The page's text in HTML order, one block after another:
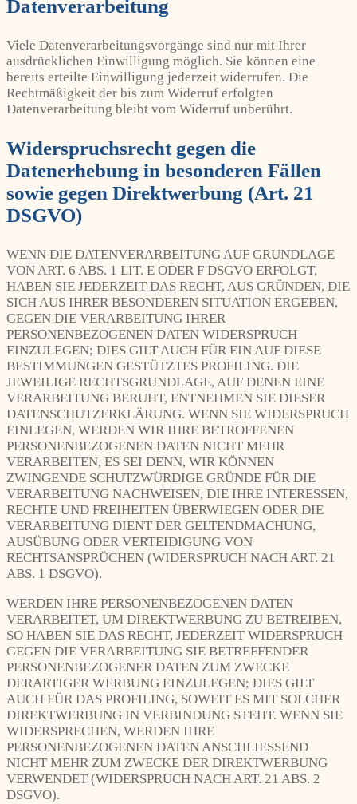
Datenverarbeitung
Viele Datenverarbeitungsvorgänge sind nur mit Ihrer
ausdrücklichen Einwilligung möglich. Sie können eine
bereits erteilte Einwilligung jederzeit widerrufen. Die
Rechtmäßigkeit der bis zum Widerruf erfolgten
Datenverarbeitung bleibt vom Widerruf unberührt.
Widerspruchsrecht gegen die
Datenerhebung in besonderen Fällen
sowie gegen Direktwerbung (Art. 21
DSGVO)
WENN DIE DATENVERARBEITUNG AUF GRUNDLAGE
VON ART. 6 ABS. 1 LIT. E ODER F DSGVO ERFOLGT,
HABEN SIE JEDERZEIT DAS RECHT, AUS GRÜNDEN, DIE
SICH AUS IHRER BESONDEREN SITUATION ERGEBEN,
GEGEN DIE VERARBEITUNG IHRER
PERSONENBEZOGENEN DATEN WIDERSPRUCH
EINZULEGEN; DIES GILT AUCH FÜR EIN AUF DIESE
BESTIMMUNGEN GESTÜTZTES PROFILING. DIE
JEWEILIGE RECHTSGRUNDLAGE, AUF DENEN EINE
VERARBEITUNG BERUHT, ENTNEHMEN SIE DIESER
DATENSCHUTZERKLÄRUNG. WENN SIE WIDERSPRUCH
EINLEGEN, WERDEN WIR IHRE BETROFFENEN
PERSONENBEZOGENEN DATEN NICHT MEHR
VERARBEITEN, ES SEI DENN, WIR KÖNNEN
ZWINGENDE SCHUTZWÜRDIGE GRÜNDE FÜR DIE
VERARBEITUNG NACHWEISEN, DIE IHRE INTERESSEN,
RECHTE UND FREIHEITEN ÜBERWIEGEN ODER DIE
VERARBEITUNG DIENT DER GELTENDMACHUNG,
AUSÜBUNG ODER VERTEIDIGUNG VON
RECHTSANSPRÜCHEN (WIDERSPRUCH NACH ART. 21
ABS. 1 DSGVO).
WERDEN IHRE PERSONENBEZOGENEN DATEN
VERARBEITET, UM DIREKTWERBUNG ZU BETREIBEN,
SO HABEN SIE DAS RECHT, JEDERZEIT WIDERSPRUCH
GEGEN DIE VERARBEITUNG SIE BETREFFENDER
PERSONENBEZOGENER DATEN ZUM ZWECKE
DERARTIGER WERBUNG EINZULEGEN; DIES GILT
AUCH FÜR DAS PROFILING, SOWEIT ES MIT SOLCHER
DIREKTWERBUNG IN VERBINDUNG STEHT. WENN SIE
WIDERSPRECHEN, WERDEN IHRE
PERSONENBEZOGENEN DATEN ANSCHLIESSEND
NICHT MEHR ZUM ZWECKE DER DIREKTWERBUNG
VERWENDET (WIDERSPRUCH NACH ART. 21 ABS. 2
DSGVO).